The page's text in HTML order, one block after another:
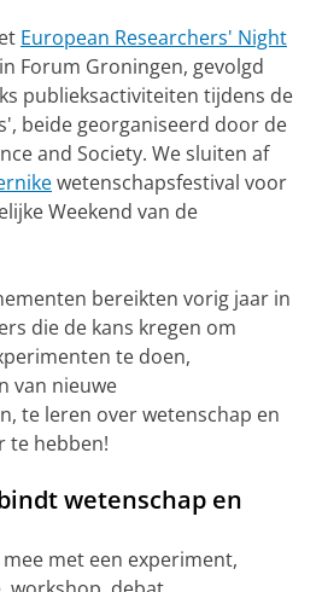
European Researchers' Night
Forum Groningen, gevolgd
publieksactiviteiten tijdens de
beide georganiseerd door de
and Society. We sluiten af
wetenschapsfestival voor
Weekend van de
bereikten vorig jaar in
die de kans kregen om
te doen,
van nieuwe
te leren over wetenschap en
te hebben!
wetenschap en
met een experiment,